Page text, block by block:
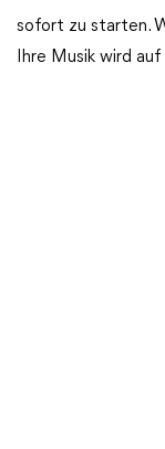
sofort zu starten.
Ihre Musik wird